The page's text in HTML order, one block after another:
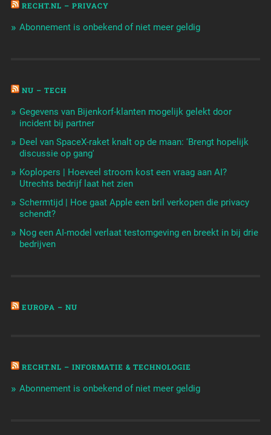
RECHT.NL – PRIVACY
Abonnement is onbekend of niet meer geldig
NU – TECH
Gegevens van Bijenkorf-klanten mogelijk gelekt door
incident bij partner
Deel van SpaceX-raket knalt op de maan: 'Brengt hopelijk
discussie op gang'
Koplopers | Hoeveel stroom kost een vraag aan AI?
Utrechts bedrijf laat het zien
Schermtijd | Hoe gaat Apple een bril verkopen die privacy
schendt?
Nog een AI-model verlaat testomgeving en breekt in bij drie
bedrijven
EUROPA – NU
RECHT.NL – INFORMATIE & TECHNOLOGIE
Abonnement is onbekend of niet meer geldig